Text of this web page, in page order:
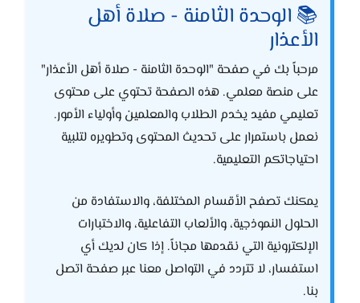
📚 الوحدة الثامنة - صلاة أهل
الأعذار
مرحباً بك في صفحة "الوحدة الثامنة - صلاة أهل الأعذار"
على منصة معلمي. هذه الصفحة تحتوي على محتوى
تعليمي مفيد يخدم الطلاب والمعلمين وأولياء الأمور.
نعمل باستمرار على تحديث المحتوى وتطويره لتلبية
احتياجاتكم التعليمية.
يمكنك تصفح الأقسام المختلفة، والاستفادة من
الحلول النموذجية، والألعاب التفاعلية، والاختبارات
الإلكترونية التي نقدمها مجاناً. إذا كان لديك أي
استفسار، لا تتردد في التواصل معنا عبر صفحة اتصل
بنا.